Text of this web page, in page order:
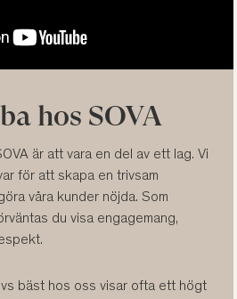
hos SOVA
är att vara en del av ett lag. Vi
för att skapa en trivsam
våra kunder nöjda. Som
du visa engagemang,
bäst hos oss visar ofta ett högt